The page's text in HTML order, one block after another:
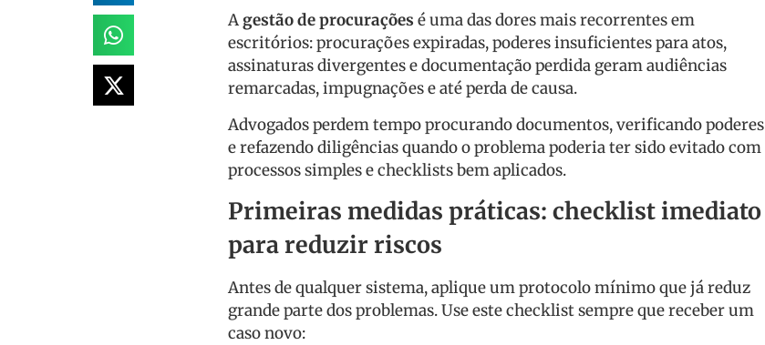
Agestão de procurações é uma das dores mais recorrentes em
escritórios: procurações expiradas, poderes insuficientes para atos,
assinaturas divergentes e documentação perdida geram audiências
remarcadas, impugnações e até perda de causa.
Advogados perdem tempo procurando documentos, verificando poderes
e refazendo diligências quando o problema poderia ter sido evitado com
processos simples e checklists bem aplicados.
Primeiras medidas práticas: checklist imediato
para reduzir riscos
Antes de qualquer sistema, aplique um protocolo mínimo que já reduz
grande parte dos problemas. Use este checklist sempre que receber um
caso novo: